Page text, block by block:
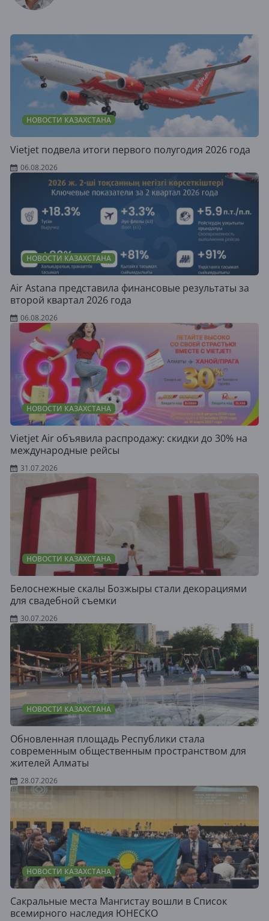
НОВОСТИ КАЗАХСТАНА
Vietjet подвела итоги первого полугодия 2026 года
06.08.2026
НОВОСТИ КАЗАХСТАНА
Air Astana представила финансовые результаты за
второй квартал 2026 года
06.08.2026
НОВОСТИ КАЗАХСТАНА
Vietjet Air объявила распродажу: скидки до 30% на
международные рейсы
31.07.2026
НОВОСТИ КАЗАХСТАНА
Белоснежные скалы Бозжыры стали декорациями
для свадебной съемки
30.07.2026
НОВОСТИ КАЗАХСТАНА
Обновленная площадь Республики стала
современным общественным пространством для
жителей Алматы
28.07.2026
НОВОСТИ КАЗАХСТАНА
Сакральные места Мангистау вошли в Список
всемирного наследия ЮНЕСКО